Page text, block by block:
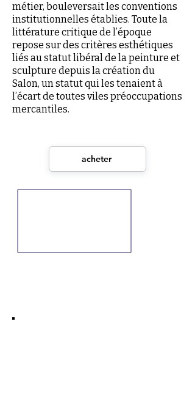
métier, bouleversait les conventions
institutionnelles établies. Toute la
littérature critique de l’époque
repose sur des critères esthétiques
liés au statut libéral de la peinture et
sculpture depuis la création du
Salon, un statut qui les tenaient à
l’écart de toutes viles préoccupations
mercantiles.
acheter